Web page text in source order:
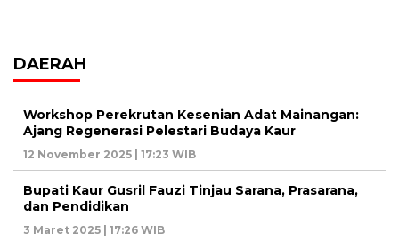
DAERAH
Workshop Perekrutan Kesenian Adat Mainangan:
Ajang Regenerasi Pelestari Budaya Kaur
12 November 2025 | 17:23 WIB
Bupati Kaur Gusril Fauzi Tinjau Sarana, Prasarana,
dan Pendidikan
3 Maret 2025 | 17:26 WIB